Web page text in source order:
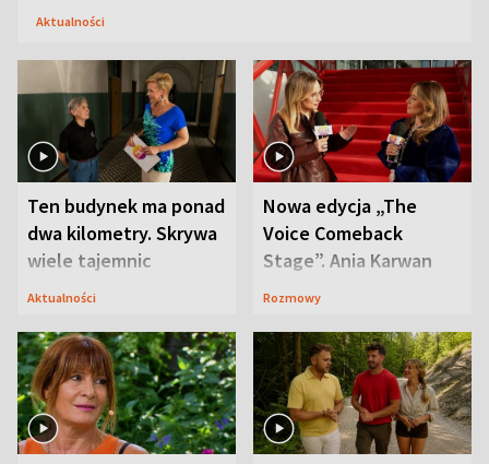
Aktualności
Ten budynek ma ponad
dwa kilometry. Skrywa
wiele tajemnic
Aktualności
Nowa edycja „The
Voice Comeback
Stage”. Ania Karwan
zapowiada
Rozmowy